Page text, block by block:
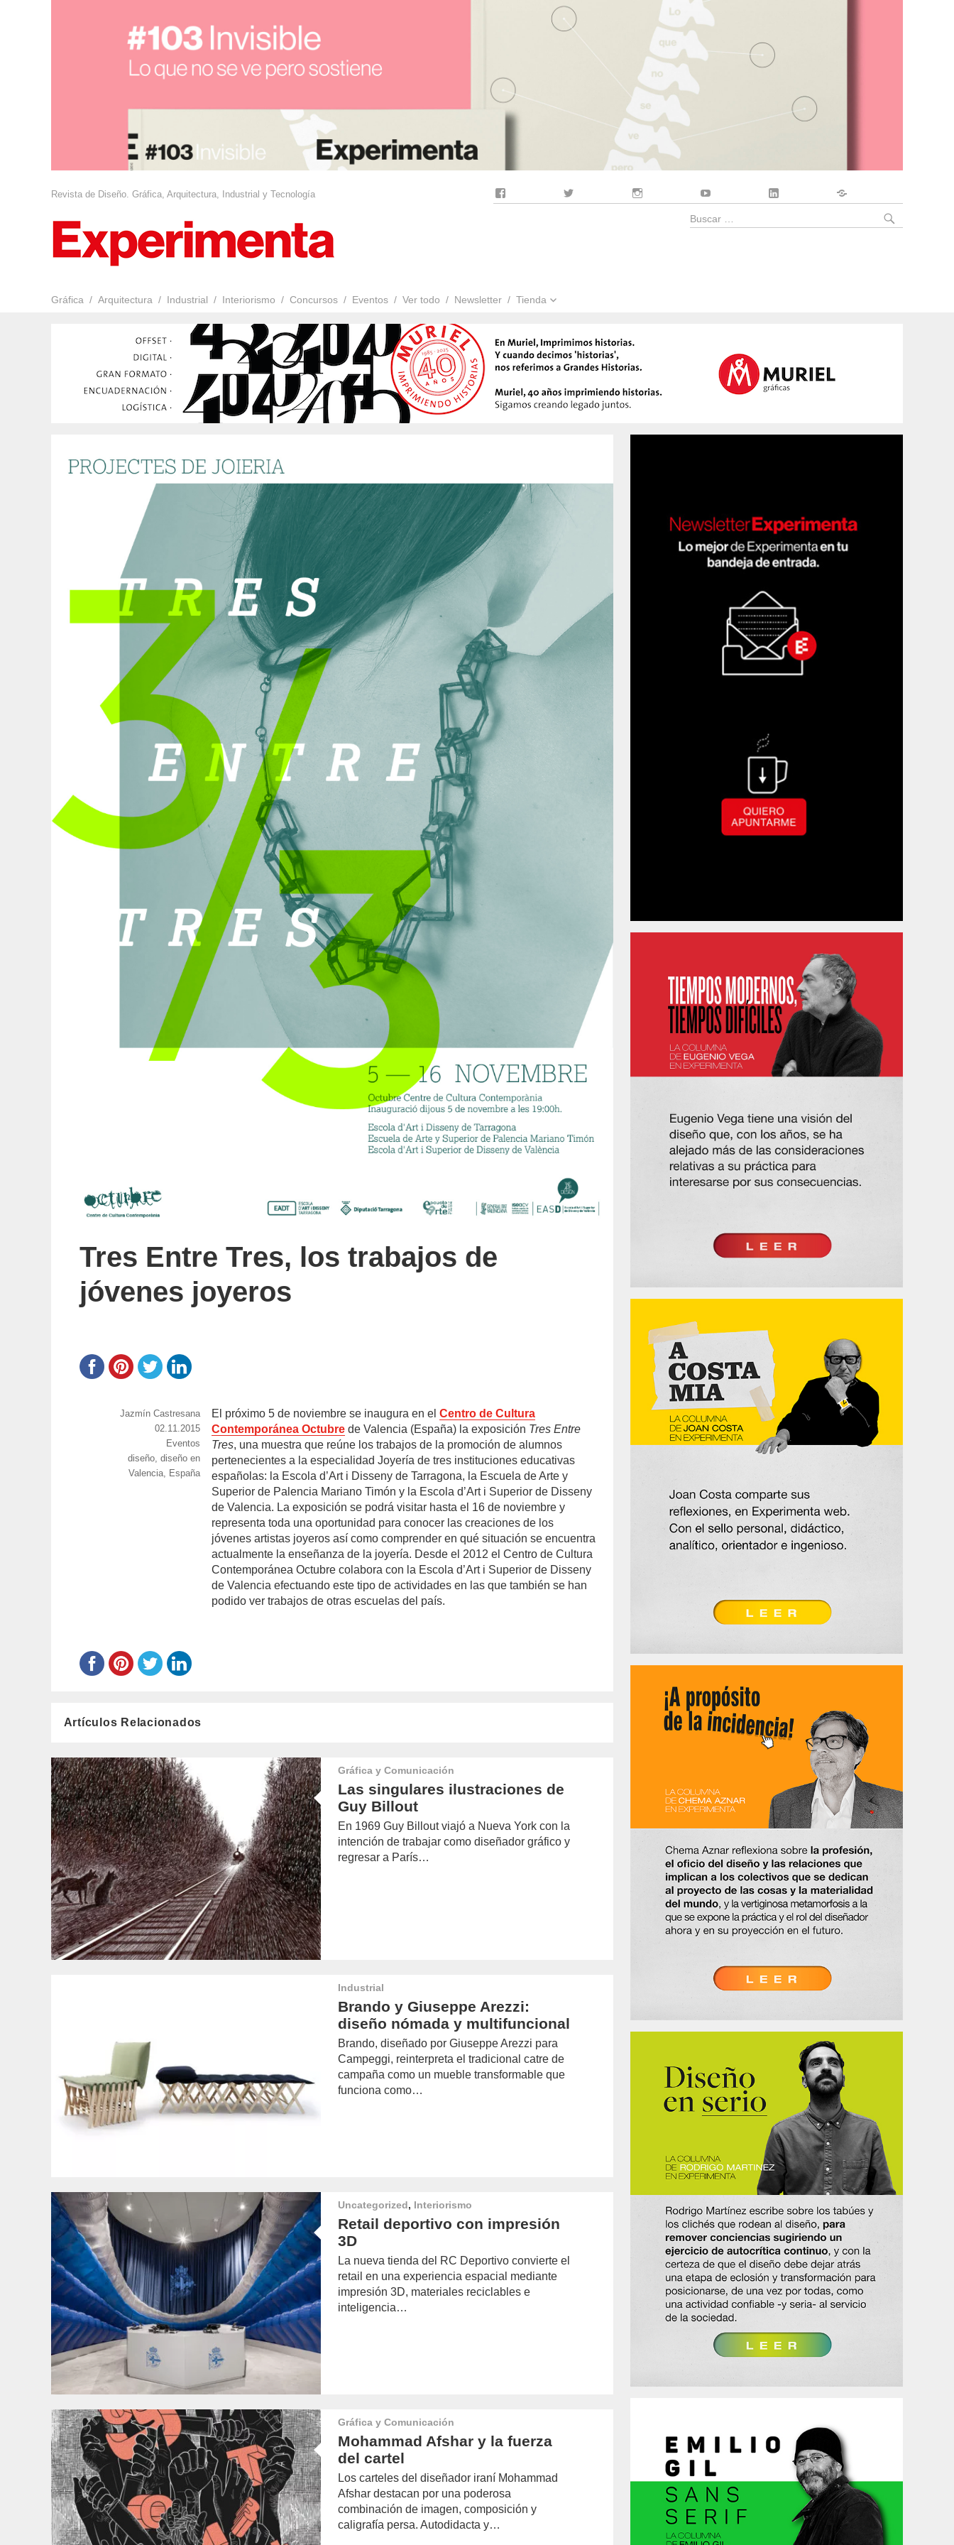
Revista de Diseño. Gráfica, Arquitectura, Industrial y Tecnología
Gráfica Arquitectura Industrial Interiorismo Concursos Eventos Ver todo Newsletter Tienda
Buscar
Tres Entre Tres, los trabajos de
jóvenes joyeros
El próximo 5 de noviembre se inaugura en elCentro de Cultura
Contemporánea Octubre de Valencia (España) la exposición Tres Entre
Tres, una muestra que reúne los trabajos de la promoción de alumnos
pertenecientes a la especialidad Joyería de tres instituciones educativas
españolas: la Escola d’Art i Disseny de Tarragona, la Escuela de Arte y
Superior de Palencia Mariano Timón y la Escola d’Art i Superior de Disseny
de Valencia. La exposición se podrá visitar hasta el 16 de noviembre y
representa toda una oportunidad para conocer las creaciones de los
jóvenes artistas joyeros así como comprender en qué situación se encuentra
actualmente la enseñanza de la joyería. Desde el 2012 el Centro de Cultura
Contemporánea Octubre colabora con la Escola d’Art i Superior de Disseny
de Valencia efectuando este tipo de actividades en las que también se han
podido ver trabajos de otras escuelas del país.
https://www.experimenta.es/author/jazmin-
castresana/
Jazmín Castresana
Publicado
02.11.2015
Categorías
Eventos
Etiquetas
diseño ,diseño en
Valencia
España
Artículos Relacionados
Gráfica y Comunicación
Las singulares ilustraciones de
Guy Billout
En 1969 Guy Billout viajó a Nueva York con la
intención de trabajar como diseñador gráfico y
regresar a París…
Industrial
Brando y Giuseppe Arezzi:
diseño nómada y multifuncional
Brando, diseñado por Giuseppe Arezzi para
Campeggi, reinterpreta el tradicional catre de
campaña como un mueble transformable que
funciona como…
Uncategorized, Interiorismo
Retail deportivo con impresión
3D
La nueva tienda del RC Deportivo convierte el
retail en una experiencia espacial mediante
impresión 3D, materiales reciclables e
inteligencia…
Gráfica y Comunicación
Mohammad Afshar y la fuerza
del cartel
Los carteles del diseñador iraní Mohammad
Afshar destacan por una poderosa
combinación de imagen, composición y
caligrafía persa. Autodidacta y…